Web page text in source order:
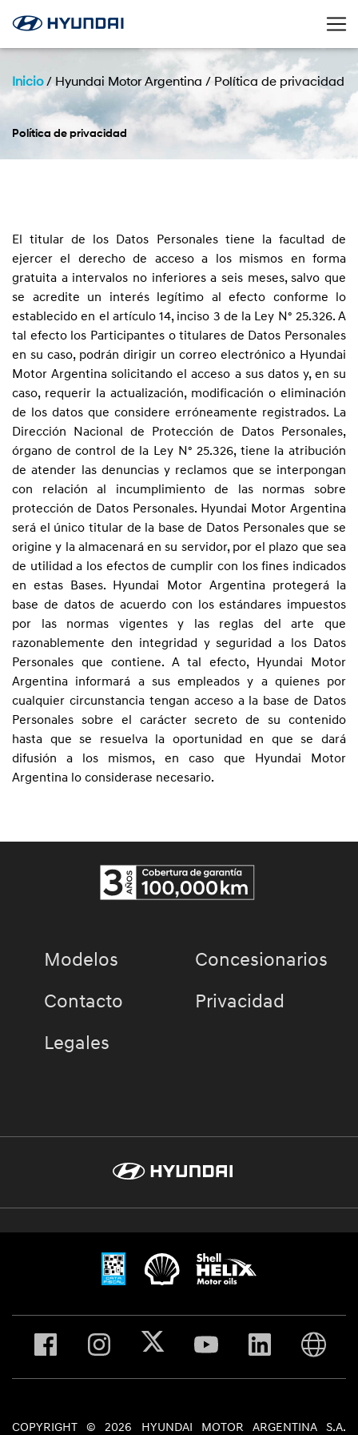
Inicio/ Hyundai Motor Argentina / Política de privacidad
Política de privacidad
El titular de los Datos Personales tiene la facultad de
ejercer el derecho de acceso a los mismos en forma
gratuita a intervalos no inferiores a seis meses, salvo que
se acredite un interés legítimo al efecto conforme lo
establecido en el artículo 14, inciso 3 de la Ley Nº 25.326. A
tal efecto los Participantes o titulares de Datos Personales
en su caso, podrán dirigir un correo electrónico a Hyundai
Motor Argentina solicitando el acceso a sus datos y, en su
caso, requerir la actualización, modificación o eliminación
de los datos que considere erróneamente registrados. La
Dirección Nacional de Protección de Datos Personales,
órgano de control de la Ley Nº 25.326, tiene la atribución
de atender las denuncias y reclamos que se interpongan
con relación al incumplimiento de las normas sobre
protección de Datos Personales. Hyundai Motor Argentina
será el único titular de la base de Datos Personales que se
origine y la almacenará en su servidor, por el plazo que sea
de utilidad a los efectos de cumplir con los fines indicados
en estas Bases. Hyundai Motor Argentina protegerá la
base de datos de acuerdo con los estándares impuestos
por las normas vigentes y las reglas del arte que
razonablemente den integridad y seguridad a los Datos
Personales que contiene. A tal efecto, Hyundai Motor
Argentina informará a sus empleados y a quienes por
cualquier circunstancia tengan acceso a la base de Datos
Personales sobre el carácter secreto de su contenido
hasta que se resuelva la oportunidad en que se dará
difusión a los mismos, en caso que Hyundai Motor
Argentina lo considerase necesario.
Modelos
Concesionarios
Contacto
Privacidad
Legales
COPYRIGHT © 2026 HYUNDAI MOTOR ARGENTINA S.A.